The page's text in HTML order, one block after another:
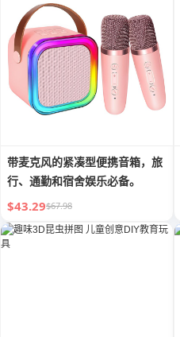
带麦克风的紧凑型便携音箱，旅
行、通勤和宿舍娱乐必备。
$43.29$67.98